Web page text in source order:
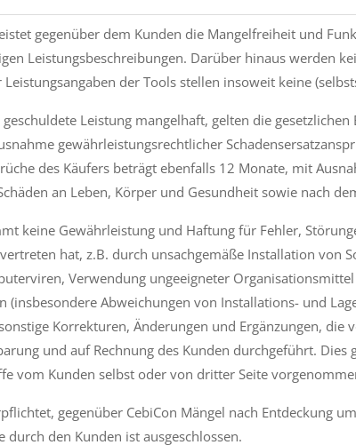
gegenüber dem Kunden die Mangelfreiheit und
Leistungsbeschreibungen. Darüber hinaus werden
der Tools stellen insoweit keine
Leistung mangelhaft, gelten die
gewährleistungsrechtlicher
des Käufers beträgt ebenfalls 12 Monate, mit
an Leben, Körper und Gesundheit sowie nach
keine Gewährleistung und Haftung für Fehler,
hat, z.B. durch unsachgemäße Installation von
Verwendung ungeeigneter
(insbesondere Abweichungen von Installations- und
Korrekturen, Änderungen und Ergänzungen,
und auf Rechnung des Kunden durchgeführt.
vom Kunden selbst oder von dritter Seite
gegenüber CebiCon Mängel nach Entdeckung
durch den Kunden ist ausgeschlossen.